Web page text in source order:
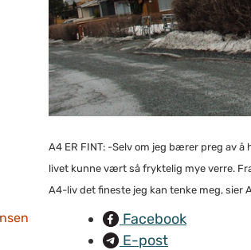
A4 ER FINT: -Selv om jeg bærer preg av
livet kunne vært så fryktelig mye verre.
A4-liv det fineste jeg kan tenke meg, sier
Facebook
E-post